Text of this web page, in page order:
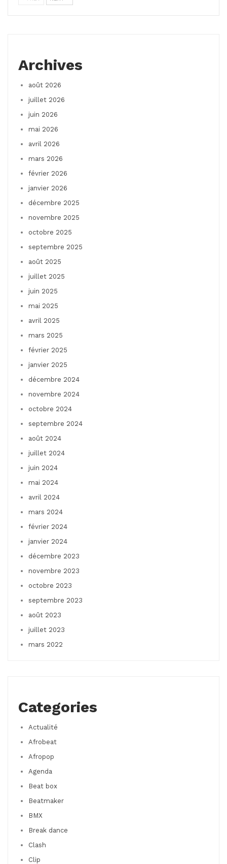
Archives
août 2026
juillet 2026
juin 2026
mai 2026
avril 2026
mars 2026
février 2026
janvier 2026
décembre 2025
novembre 2025
octobre 2025
septembre 2025
août 2025
juillet 2025
juin 2025
mai 2025
avril 2025
mars 2025
février 2025
janvier 2025
décembre 2024
novembre 2024
octobre 2024
septembre 2024
août 2024
juillet 2024
juin 2024
mai 2024
avril 2024
mars 2024
février 2024
janvier 2024
décembre 2023
novembre 2023
octobre 2023
septembre 2023
août 2023
juillet 2023
mars 2022
Categories
Actualité
Afrobeat
Afropop
Agenda
Beat box
Beatmaker
BMX
Break dance
Clash
Clip